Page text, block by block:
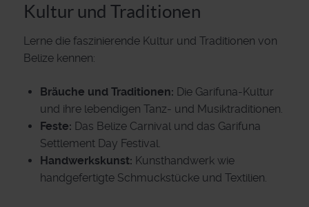
Kultur und Traditionen
Lerne die faszinierende Kultur und Traditionen von
Belize kennen:
Bräuche und Traditionen: Die Garifuna-Kultur
und ihre lebendigen Tanz- und Musiktraditionen.
Feste: Das Belize Carnival und das Garifuna
Settlement Day Festival.
Handwerkskunst: Kunsthandwerk wie
handgefertigte Schmuckstücke und Textilien.